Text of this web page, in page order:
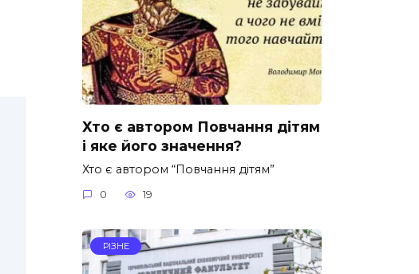
Хто є автором Повчання дітям
і яке його значення?
Хто є автором “Повчання дітям”
0 19
РІЗНЕ